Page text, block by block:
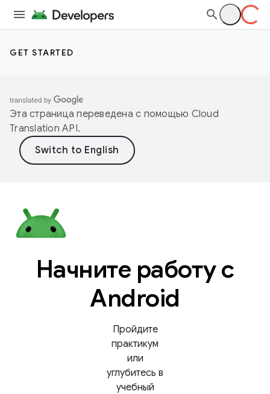
GET STARTED
Эта страница переведена с помощью Cloud
Translation API.
Начните работу с
Android
Пройдите
практикум
или
углубитесь в
учебный